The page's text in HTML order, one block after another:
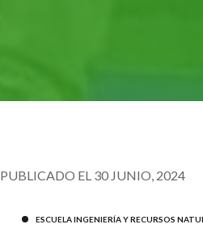
PUBLICADO EL 30 JUNIO, 2024
ESCUELA INGENIERÍA Y RECURSOS